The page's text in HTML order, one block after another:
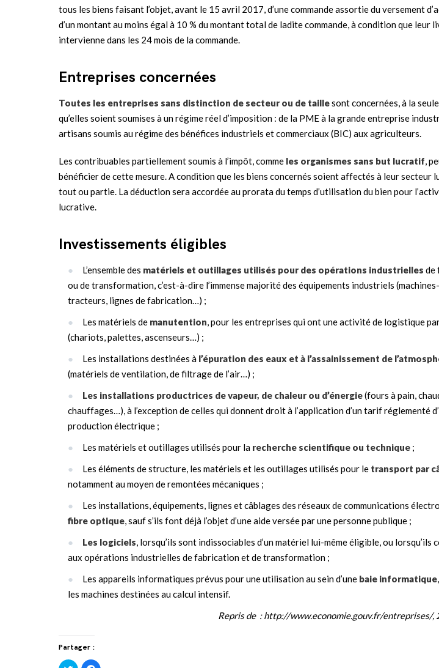
tous les biens faisant l’objet, avant le 15 avril 2017, d’une commande assortie du versement
d’un montant au moins égal à 10 % du montant total de ladite commande, à condition que leur
intervienne dans les 24 mois de la commande.
Entreprises concernées
Toutes les entreprises sans distinction de secteur ou de taillesont concernées, à la
qu’elles soient soumises à un régime réel d’imposition : de la PME à la grande entreprise
artisans soumis au régime des bénéfices industriels et commerciaux (BIC) aux agriculteurs.
Les contribuables partiellement soumis à l’impôt, comme les organismes sans but lucratif,
bénéficier de cette mesure. A condition que les biens concernés soient affectés à leur secteur
tout ou partie. La déduction sera accordée au prorata du temps d’utilisation du bien pour
lucrative.
Investissements éligibles
L’ensemble des matériels et outillages utilisés pour des opérations industrielles de
ou de transformation, c’est-à-dire l’immense majorité des équipements industriels
tracteurs, lignes de fabrication…) ;
Les matériels de manutention, pour les entreprises qui ont une activité de logistique
(chariots, palettes, ascenseurs…) ;
Les installations destinées à l’épuration des eaux et à l’assainissement de
(matériels de ventilation, de filtrage de l’air…) ;
Les installations productrices de vapeur, de chaleur ou d’énergie(fours à pain,
chauffages…), à l’exception de celles qui donnent droit à l’application d’un tarif réglementé
production électrique ;
Les matériels et outillages utilisés pour la recherche scientifique ou technique ;
Les éléments de structure, les matériels et les outillages utilisés pour le transport par
notamment au moyen de remontées mécaniques ;
Les installations, équipements, lignes et câblages des réseaux de communications
fibre optique, sauf s’ils font déjà l’objet d’une aide versée par une personne publique ;
Les logiciels, lorsqu’ils sont indissociables d’un matériel lui-même éligible, ou lorsqu’ils
aux opérations industrielles de fabrication et de transformation ;
Les appareils informatiques prévus pour une utilisation au sein d’une baie informatique
les machines destinées au calcul intensif.
Repris de : http://www.economie.gouv.fr/entreprises/
Partager :